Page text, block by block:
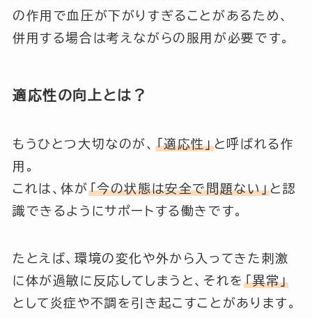
の作用で血圧が下がりすぎることがあるため、
併用する場合は考えながらの服用が必要です。
適応性の向上とは？
もうひとつ大切なのが、 「適応性」と呼ばれる作
用。
これは、体が「今の状態は安全で問題ない」 と認
識できるようにサポートする働きです。
たとえば、環境の変化や外から入ってきた刺激
に体が過敏に反応してしまうと、それを 「異常」
として炎症や不調を引き起こすことがあります。